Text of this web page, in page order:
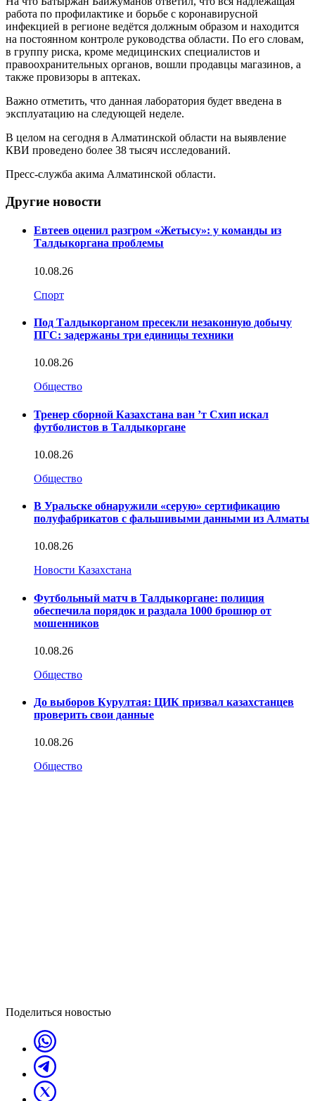
работа по профилактике и борьбе с коронавирусной
инфекцией в регионе ведётся должным образом и находится
на постоянном контроле руководства области. По его словам,
в группу риска, кроме медицинских специалистов и
правоохранительных органов, вошли продавцы магазинов, а
также провизоры в аптеках.
Важно отметить, что данная лаборатория будет введена в
эксплуатацию на следующей неделе.
В целом на сегодня в Алматинской области на выявление
КВИ проведено более 38 тысяч исследований.
Пресс-служба акима Алматинской области.
Другие новости
Евтеев оценил разгром «Жетысу»: у команды из
Талдыкоргана проблемы
10.08.26
Спорт
Под Талдыкорганом пресекли незаконную добычу
ПГС: задержаны три единицы техники
10.08.26
Общество
Тренер сборной Казахстана ван ’т Схип искал
футболистов в Талдыкоргане
10.08.26
Общество
В Уральске обнаружили «серую» сертификацию
полуфабрикатов с фальшивыми данными из Алматы
10.08.26
Новости Казахстана
Футбольный матч в Талдыкоргане: полиция
обеспечила порядок и раздала 1000 брошюр от
мошенников
10.08.26
Общество
До выборов Курултая: ЦИК призвал казахстанцев
проверить свои данные
10.08.26
Общество
Поделиться новостью